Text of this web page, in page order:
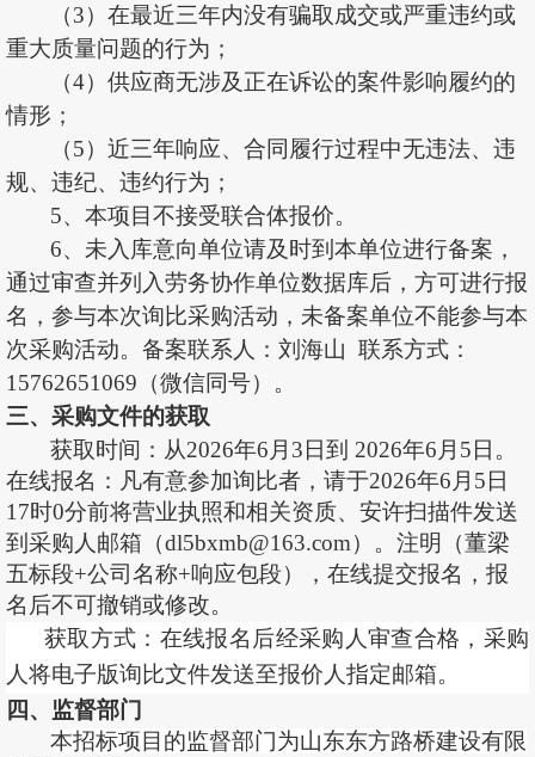
（3）在最近三年内没有骗取成交或严重违约或
重大质量问题的行为；
（4）供应商无涉及正在诉讼的案件影响履约的
情形；
（5）近三年响应、合同履行过程中无违法、违
规、违纪、违约行为 ；
5、本项目不接受联合体报价。
6、未入库意向单位请及时到本单位进行备案，
通过审查并列入劳务协作单位数据库后，方可进行报
名，参与本次询比采购活动，未备案单位不能参与本
次采购活动。备案联系人： 刘海山 联系方式：
15762651069 （微信同号） 。
三、采购文件的获取
获取时间：从2026年6 月 3日到 2026年6 月 5日。
在线报名：凡有意参加询比者，请于2026年6 月 5日
17时0分前将营业执照和相关资质、 安许扫描件发送
到采购人邮箱（dl5bxmb@163.com）。注明（董梁
五标段+公司名称+响应包段） ， 在线提交报名，报
名后不可撤销或修改。
获取方式：在线报名后经采购人审查合格， 采购
人将电子版询比文件发送至报价人指定邮箱。
四、监督部门
本招标项目的监督部门为山东东方路桥建设有限